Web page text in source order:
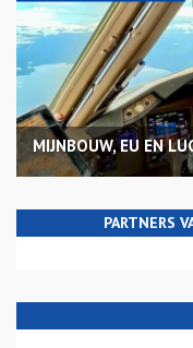
MIJNBOUW, EU EN
PARTNERS